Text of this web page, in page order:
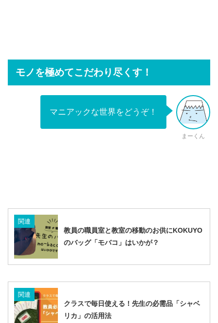
モノを極めてこだわり尽くす！
マニアックな世界をどうぞ！
まーくん
関連
教員の職員室と教室の移動のお供にKOKUYO
のバッグ「モバコ」はいかが？
関連
クラスで毎日使える！先生の必需品「シャベ
リカ」の活用法